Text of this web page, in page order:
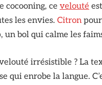
cocooning, ce velouté
les envies. Citronpour
bol qui calme les
irrésistible ? La
qui enrobe la langue.